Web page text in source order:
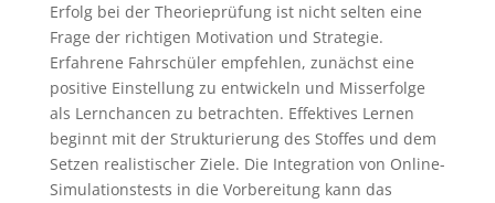
Erfolg bei der Theorieprüfung ist nicht selten eine
Frage der richtigen Motivation und Strategie.
Erfahrene Fahrschüler empfehlen, zunächst eine
positive Einstellung zu entwickeln und Misserfolge
als Lernchancen zu betrachten. Effektives Lernen
beginnt mit der Strukturierung des Stoffes und dem
Setzen realistischer Ziele. Die Integration von Online-
Simulationstests in die Vorbereitung kann das